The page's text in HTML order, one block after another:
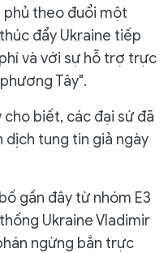
phủ theo đuổi một
đẩy Ukraine tiếp
và với sự hỗ trợ trực
Tây".
biết, các đại sứ đã
dịch tung tin giả ngày
gần đây từ nhóm E3
Ukraine Vladimir
ngừng bắn trực